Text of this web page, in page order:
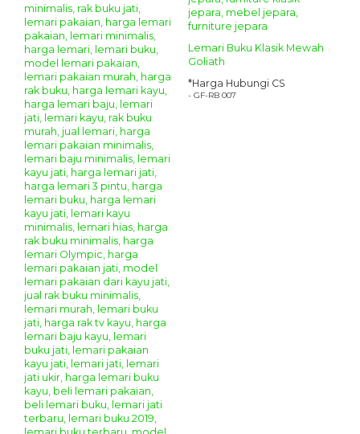
Lemari Buku Klasik Mewah
Goliath
*Harga Hubungi CS
- GF-RB 007